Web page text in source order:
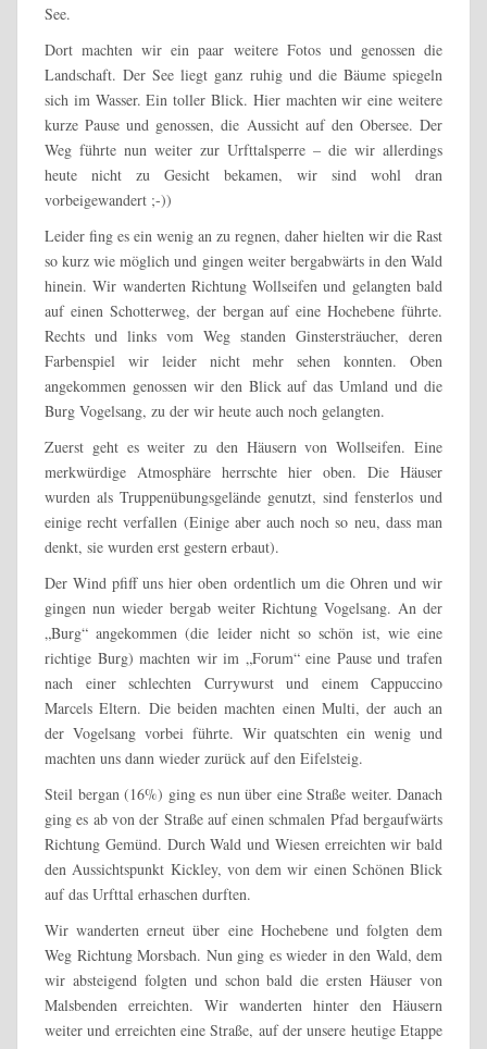
See.
Dort machten wir ein paar weitere Fotos und genossen die
Landschaft. Der See liegt ganz ruhig und die Bäume spiegeln
sich im Wasser. Ein toller Blick. Hier machten wir eine weitere
kurze Pause und genossen, die Aussicht auf den Obersee. Der
Weg führte nun weiter zur Urfttalsperre – die wir allerdings
heute nicht zu Gesicht bekamen, wir sind wohl dran
vorbeigewandert ;-))
Leider fing es ein wenig an zu regnen, daher hielten wir die Rast
so kurz wie möglich und gingen weiter bergabwärts in den Wald
hinein. Wir wanderten Richtung Wollseifen und gelangten bald
auf einen Schotterweg, der bergan auf eine Hochebene führte.
Rechts und links vom Weg standen Ginstersträucher, deren
Farbenspiel wir leider nicht mehr sehen konnten. Oben
angekommen genossen wir den Blick auf das Umland und die
Burg Vogelsang, zu der wir heute auch noch gelangten.
Zuerst geht es weiter zu den Häusern von Wollseifen. Eine
merkwürdige Atmosphäre herrschte hier oben. Die Häuser
wurden als Truppenübungsgelände genutzt, sind fensterlos und
einige recht verfallen (Einige aber auch noch so neu, dass man
denkt, sie wurden erst gestern erbaut).
Der Wind pfiff uns hier oben ordentlich um die Ohren und wir
gingen nun wieder bergab weiter Richtung Vogelsang. An der
„Burg“ angekommen (die leider nicht so schön ist, wie eine
richtige Burg) machten wir im „Forum“ eine Pause und trafen
nach einer schlechten Currywurst und einem Cappuccino
Marcels Eltern. Die beiden machten einen Multi, der auch an
der Vogelsang vorbei führte. Wir quatschten ein wenig und
machten uns dann wieder zurück auf den Eifelsteig.
Steil bergan (16%) ging es nun über eine Straße weiter. Danach
ging es ab von der Straße auf einen schmalen Pfad bergaufwärts
Richtung Gemünd. Durch Wald und Wiesen erreichten wir bald
den Aussichtspunkt Kickley, von dem wir einen Schönen Blick
auf das Urfttal erhaschen durften.
Wir wanderten erneut über eine Hochebene und folgten dem
Weg Richtung Morsbach. Nun ging es wieder in den Wald, dem
wir absteigend folgten und schon bald die ersten Häuser von
Malsbenden erreichten. Wir wanderten hinter den Häusern
weiter und erreichten eine Straße, auf der unsere heutige Etappe